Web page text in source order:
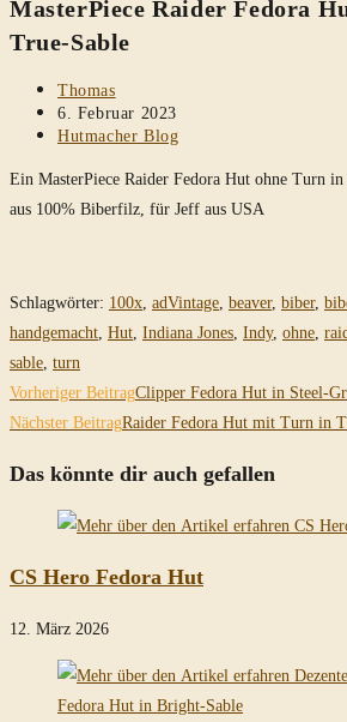
durchsuchen
MasterPiece Raider Fedora
True-Sable
Beitrags-
Autor:
Thomas
Beitrag
veröffentlicht:
6. Februar 2023
Beitrags-
Hutmacher Blog
Ein MasterPiece Raider Fedora Hut ohne Turn
aus 100% Biberfilz, für Jeff aus USA
Schlagwörter: 100x, adVintage, beaver, biber,
handgemacht, Hut, Indiana Jones, Indy, ohne,
sable, turn
Weitere
Artikel
ansehen
Vorheriger BeitragClipper Fedora Hut in Steel-
Nächster BeitragRaider Fedora Hut mit Turn in
Das könnte dir auch gefallen
CS Hero Fedora Hut
12. März 2026